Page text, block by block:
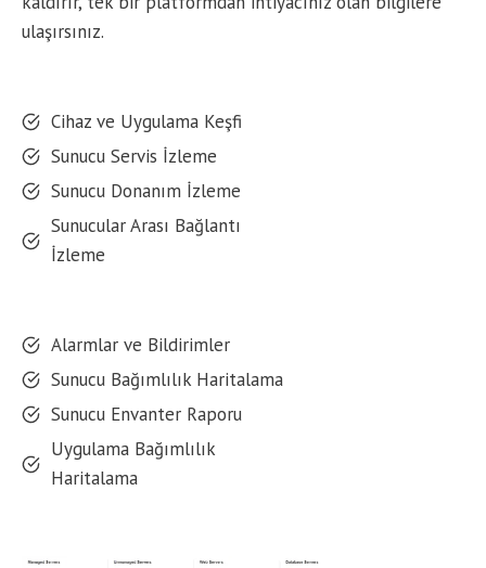
ulaşırsınız.
Cihaz ve Uygulama Keşfi
Sunucu Servis İzleme
Sunucu Donanım İzleme
Sunucular Arası Bağlantı
İzleme
Alarmlar ve Bildirimler
Sunucu Bağımlılık Haritalama
Sunucu Envanter Raporu
Uygulama Bağımlılık
Haritalama